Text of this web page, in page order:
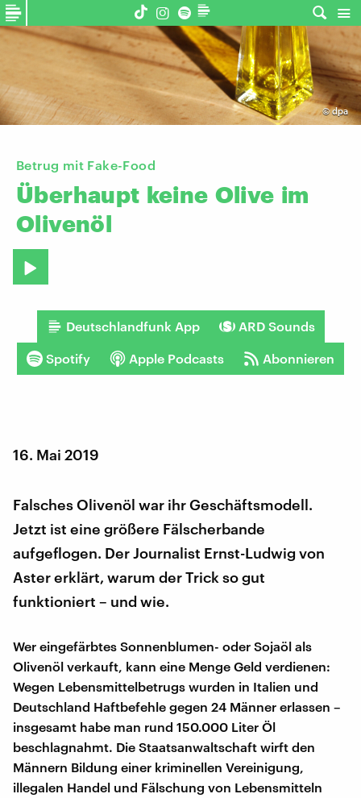
©dpa
Betrug mit Fake-Food
Überhaupt keine Olive im
Olivenöl
Deutschlandfunk App ARD Sounds
Spotify Apple Podcasts Abonnieren
16. Mai 2019
Falsches Olivenöl war ihr Geschäftsmodell.
Jetzt ist eine größere Fälscherbande
aufgeflogen. Der Journalist Ernst-Ludwig von
Aster erklärt, warum der Trick so gut
funktioniert – und wie.
Wer eingefärbtes Sonnenblumen- oder Sojaöl als
Olivenöl verkauft, kann eine Menge Geld verdienen:
Wegen Lebensmittelbetrugs wurden in Italien und
Deutschland Haftbefehle gegen 24 Männer erlassen –
insgesamt habe man rund 150.000 Liter Öl
beschlagnahmt. Die Staatsanwaltschaft wirft den
Männern Bildung einer kriminellen Vereinigung,
illegalen Handel und Fälschung von Lebensmitteln